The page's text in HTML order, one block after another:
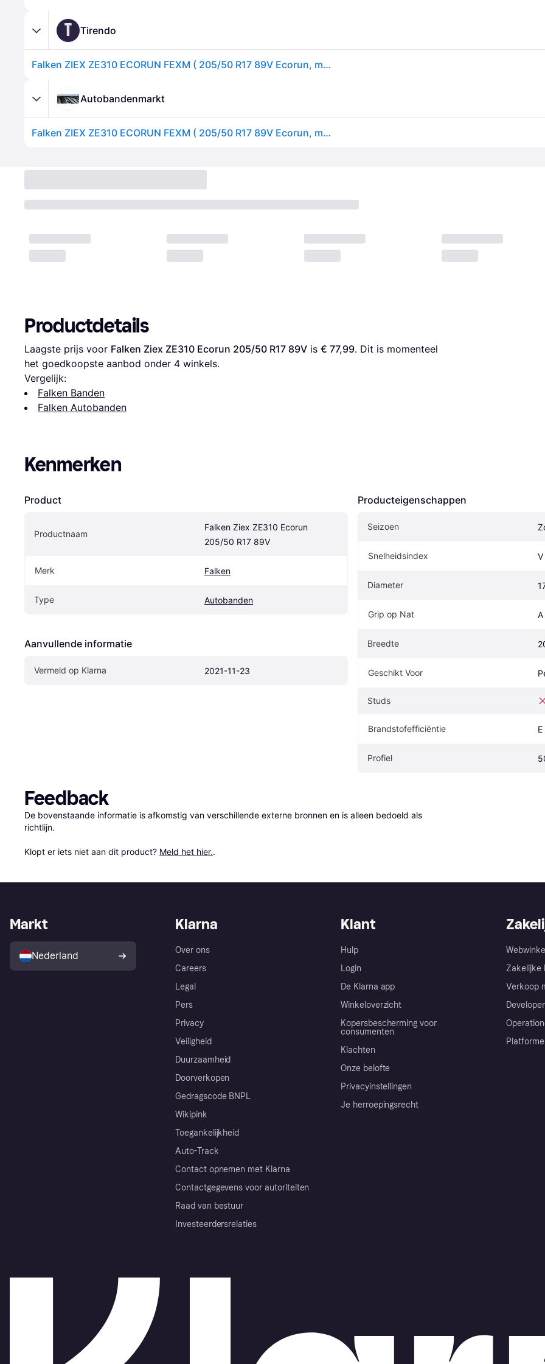
T Tirendo
Falken ZIEX ZE310 ECORUN FEXM ( 205/50 R17 89V Ecorun, met velgrandbescherming (MFS), runflat BLK )
Autobandenmarkt
Falken ZIEX ZE310 ECORUN FEXM ( 205/50 R17 89V Ecorun, met velgrandbescherming (MFS), runflat BLK )
Productdetails
Laagste prijs voor Falken Ziex ZE310 Ecorun 205/50 R17 89V is € 77,99. Dit is momenteel
het goedkoopste aanbod onder 4 winkels.
Vergelijk:
Falken Banden
Falken Autobanden
Kenmerken
Product
Productnaam
Falken Ziex ZE310 Ecorun
205/50 R17 89V
Merk Falken
Type Autobanden
Aanvullende informatie
Vermeld op Klarna 2021-11-23
Producteigenschappen
Seizoen
Snelheidsindex
Diameter
Grip op Nat A
Breedte
Geschikt Voor
Studs
Brandstofefficiëntie E
Profiel
Feedback
De bovenstaande informatie is afkomstig van verschillende externe bronnen en is alleen bedoeld als
richtlijn.
Klopt er iets niet aan dit product? Meld het hier..
Klarna
Over ons
Careers
Legal
Pers
Privacy
Veiligheid
Duurzaamheid
Doorverkopen
Gedragscode BNPL
Wikipink
Toegankelijkheid
Auto-Track
Contact opnemen met Klarna
Contactgegevens voor autoriteiten
Raad van bestuur
Investeerdersrelaties
Klant
Hulp
Login
De Klarna app
Winkeloverzicht
Kopersbescherming voor
consumenten
Klachten
Onze belofte
Privacyinstellingen
Je herroepingsrecht
Zakelijke
Verkoop
Markt
Nederland